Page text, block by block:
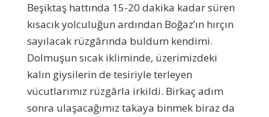
Beşiktaş hattında 15-20 dakika kadar süren
kısacık yolculuğun ardından Boğaz’ın hırçın
sayılacak rüzgârında buldum kendimi.
Dolmuşun sıcak ikliminde, üzerimizdeki
kalın giysilerin de tesiriyle terleyen
vücutlarımız rüzgârla irkildi. Birkaç adım
sonra ulaşacağımız takaya binmek biraz da